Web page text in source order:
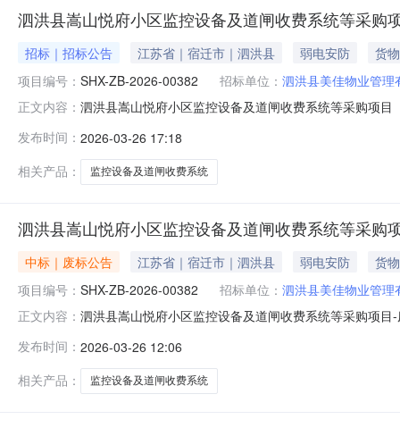
泗洪县嵩山悦府小区监控设备及道闸收费系统等采购
招标｜招标公告 江苏省｜宿迁市｜泗洪县 弱电安防
货物
项目编号： SHX-ZB-2026-00382 招标单位： 泗洪县美佳物业管理
正文内容： 泗洪县嵩山悦府小区监控设备及道闸收费系统等采购项
道闸收费系统等，主要包括56台枪机、24台地面高抛枪
完成）。（七）本项目
发布时间： 2026-03-26 17:18
相关产品：
监控设备及道闸收费系统
泗洪县嵩山悦府小区监控设备及道闸收费系统等采购
中标｜废标公告 江苏省｜宿迁市｜泗洪县 弱电安防
货物
项目编号： SHX-ZB-2026-00382 招标单位： 泗洪县美佳物业管理
正文内容： 泗洪县嵩山悦府小区监控设备及道闸收费系统等采购项
容提出询问，请按以下方式联系1.采购人信息名称：泗
询有限责任公司地
发布时间： 2026-03-26 12:06
相关产品：
监控设备及道闸收费系统